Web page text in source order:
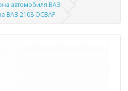
автомобиля ВАЗ
ВАЗ 2108 ОСВАР